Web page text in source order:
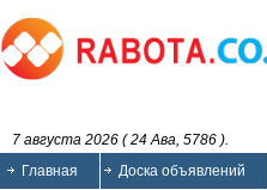
7 августа 2026 ( 24 Ава, 5786 ).
Главная
Доска объявлений